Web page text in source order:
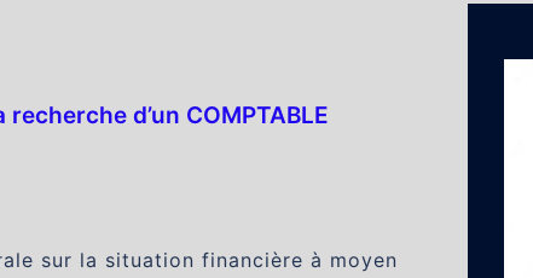
d’un COMPTABLE
sur la situation financière à moyen